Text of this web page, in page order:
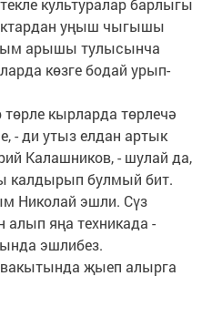
культуралар барлыгы
уңыш чыгышы
арышы тулысынча
көзге бодай урып-
төрле кырларда төрлечә
- ди утыз елдан артык
Калашников, - шулай да,
калдырып булмый бит.
Николай эшли. Сүз
алып яңа техникада -
эшлибез.
җыеп алырга